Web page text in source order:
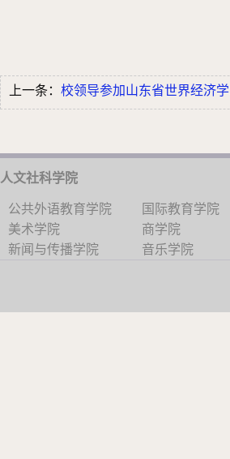
上一条： 校领导参加山东省世界经济学会2025年年...
人文社科学院
公共外语教育学院 国际教育学院
美术学院
商学院
新闻与传播学院
音乐学院